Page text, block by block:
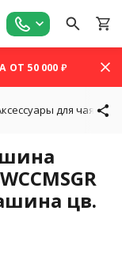
50 000 ₽
для чая и
цв.